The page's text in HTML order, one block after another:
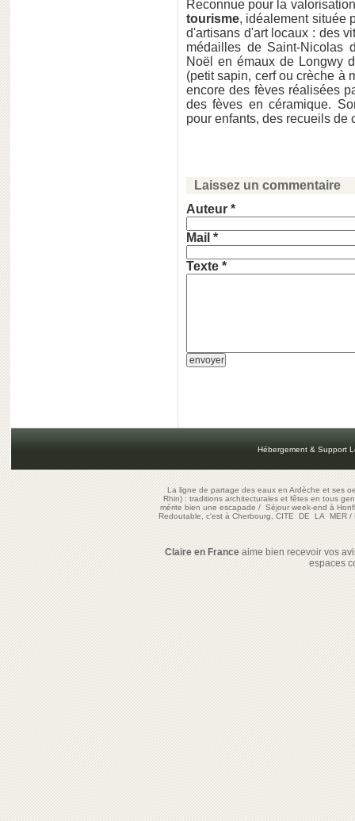
Reconnue pour la
tourisme, idéalement située
d'artisans d'art locaux : des
médailles de Saint-Nicolas
Noël en émaux de Longwy
(petit sapin, cerf ou crèche à
encore des fèves réalisées
des fèves en céramique.
pour enfants, des recueils de
Laissez un commentaire
Auteur *
Mail *
Texte *
Hébergement & Support
La ligne de partage des eaux en Ardèche et ses
Rhin) : traditions architecturales et fêtes en tous
mérite bien une escapade/Séjour week-end à
Redoutable, c'est à Cherbourg, CITE DE LA MER/
Claire en Franceaime bien recevoir vos
espaces